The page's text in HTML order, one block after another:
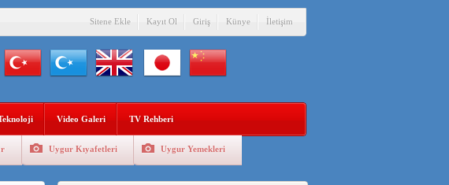
TERÖRÜ
Sitene Ekle Kayıt Ol Giriş Künye İletişim
Video Galeri TV Rehberi
Uygur Kıyafetleri Uygur Yemekleri